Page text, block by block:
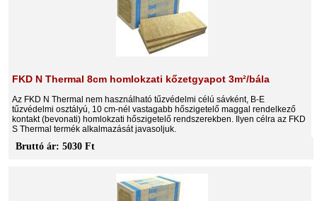
FKD N Thermal 8cm homlokzati kőzetgyapot 3m²/bála
Az FKD N Thermal nem használható tűzvédelmi célú sávként, B-E
tűzvédelmi osztályú, 10 cm-nél vastagabb hőszigetelő maggal rendelkező
kontakt (bevonati) homlokzati hőszigetelő rendszerekben. Ilyen célra az FKD
S Thermal termék alkalmazását javasoljuk.
Bruttó ár: 5030 Ft